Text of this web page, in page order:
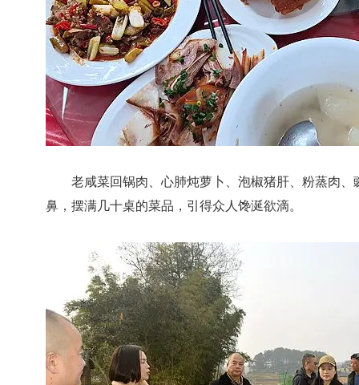
老咸菜回锅肉、心肺炖萝卜、泡椒猪肝、粉蒸肉
鼻，摆满几十桌的菜品，引得众人馋涎欲滴。